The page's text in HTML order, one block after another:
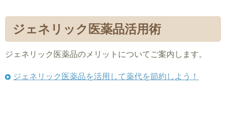
ジェネリック医薬品活用術
ジェネリック医薬品のメリットについてご案内します。
ジェネリック医薬品を活用して薬代を節約しよう！